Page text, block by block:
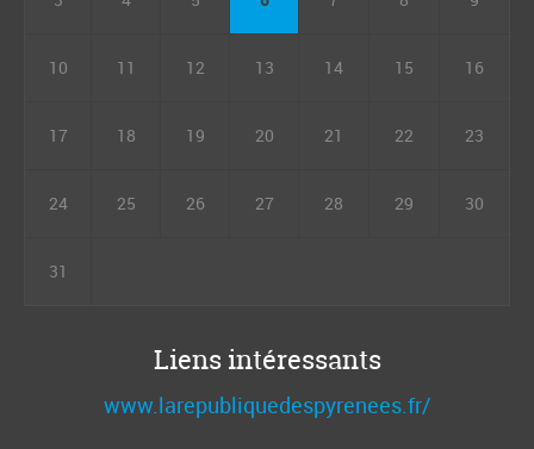
10 11 12 13 14 15 16
17 18 19 20 21 22 23
24 25 26 27 28 29 30
31
Liens intéressants
www.larepubliquedespyrenees.fr/